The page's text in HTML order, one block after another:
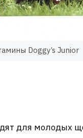
Doggy’s Junior
для молодых